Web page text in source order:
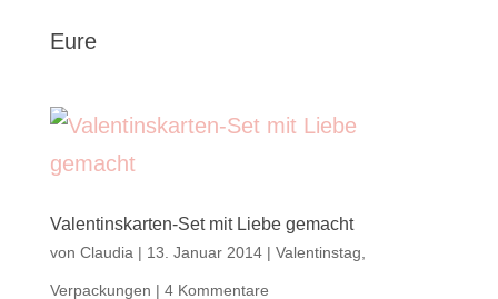
Eure
Valentinskarten-Set mit Liebe gemacht
von Claudia | 13. Januar 2014| Valentinstag
Verpackungen | 4 Kommentare